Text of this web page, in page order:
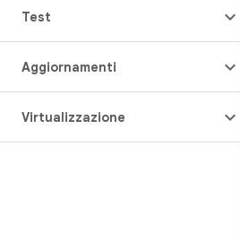
Test
Aggiornamenti
Virtualizzazione